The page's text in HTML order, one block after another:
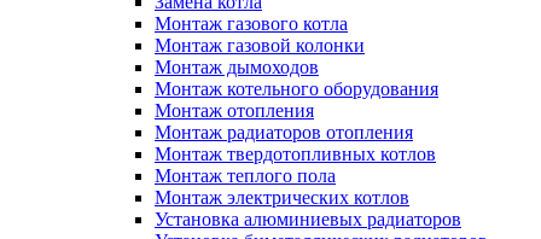
Монтаж газового котла
Монтаж газовой колонки
Монтаж дымоходов
Монтаж котельного оборудования
Монтаж отопления
Монтаж радиаторов отопления
Монтаж твердотопливных котлов
Монтаж теплого пола
Монтаж электрических котлов
Установка алюминиевых радиаторов